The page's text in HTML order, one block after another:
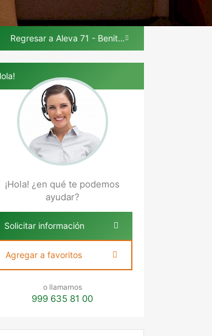
Regresar a Aleva 71 - Benito Juárez Norte
¡Hola! ¿en qué te podemos
ayudar?
Solicitar información
Agregar a favoritos
o llamarnos
999 635 81 00